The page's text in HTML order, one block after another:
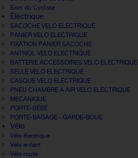
Soin du Cycliste
Électrique
SACOCHE VELO ELECTRIQUE
PANIER VELO ELECTRIQUE
FIXATION PANIER SACOCHE
ANTIVOL VELO ELECTRIQUE
BATTERIE ACCESSOIRES VELO ELECTRIQUE
SELLE VELO ELECTRIQUE
CASQUE VELO ELECTRIQUE
PNEU CHAMBRE A AIR VELO ELECTRIQUE
MECANIQUE
PORTE-BÉBÉ
PORTE-BAGAGE - GARDE-BOUE
Vélo
Vélo électrique
Vélo enfant
Vélo route